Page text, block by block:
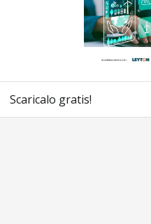
Scaricalo gratis!